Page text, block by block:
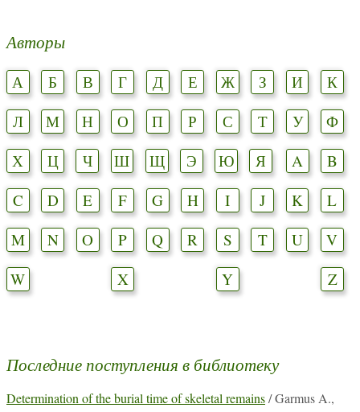
Авторы
А Б В Г Д Е Ж З И
К
Л
М Н О П Р С Т У
Ф
Х
Ц Ч Ш Щ Э Ю Я A
B
C
D E F G H I J K
L
M
N O P Q R S T U
V
W
X Y Z
Последние поступления в библиотеку
Determination of the burial time of skeletal remains/ Garmus A.,